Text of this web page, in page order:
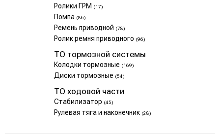
Ролики ГРМ (17)
Помпа (86)
Ремень приводной (78)
Ролик ремня приводного (96)
ТО тормозной системы
Колодки тормозные (169)
Диски тормозные (54)
ТО ходовой части
Стабилизатор (45)
Рулевая тяга и наконечник (28)